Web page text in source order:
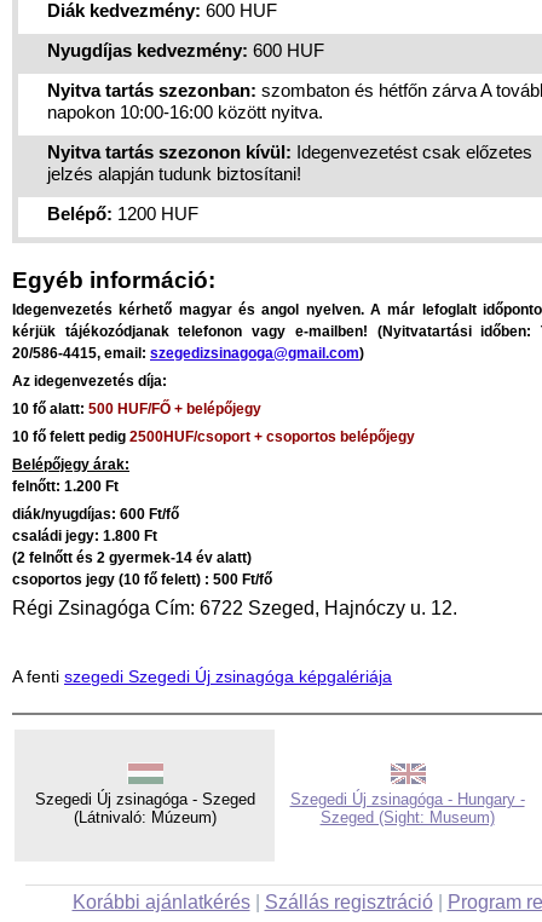
Diák kedvezmény: 600 HUF
Nyugdíjas kedvezmény: 600 HUF
Nyitva tartás szezonban: szombaton és hétfőn zárva A
napokon 10:00-16:00 között nyitva.
Nyitva tartás szezonon kívül: Idegenvezetést csak előzetes
jelzés alapján tudunk biztosítani!
Belépő: 1200 HUF
Egyéb információ:
Idegenvezetés kérhető magyar és angol nyelven. A már lefoglalt
kérjük tájékozódjanak telefonon vagy e-mailben! (Nyitvatartási időben:
20/586-4415, email: szegedizsinagoga@gmail.com)
Az idegenvezetés díja:
10 fő alatt: 500 HUF/FŐ + belépőjegy
10 fő felett pedig 2500HUF/csoport + csoportos belépőjegy
Belépőjegy árak:
felnőtt: 1.200 Ft
diák/nyugdíjas: 600 Ft/fő
családi jegy: 1.800 Ft
(2 felnőtt és 2 gyermek-14 év alatt)
csoportos jegy (10 fő felett) : 500 Ft/fő
Régi Zsinagóga Cím: 6722 Szeged, Hajnóczy u. 12.
A fenti szegedi Szegedi Új zsinagóga képgalériája
Szegedi Új zsinagóga - Szeged
(Látnivaló: Múzeum)
Szegedi Új zsinagóga - Hungary -
Szeged (Sight: Museum)
Korábbi ajánlatkérés| Szállás regisztráció| Program